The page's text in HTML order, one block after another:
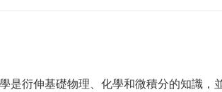
衍伸基礎物理、化學和微積分的知識，